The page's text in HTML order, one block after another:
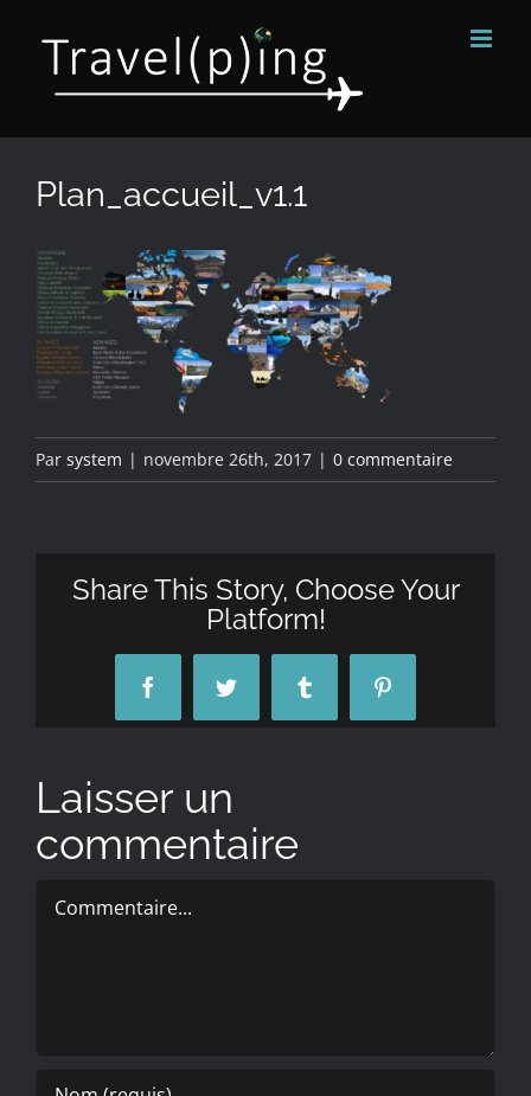
contenu
Plan_accueil_v1.1
Par system | novembre 26th, 2017 | 0 commentaire
Share This Story, Choose Your
Platform!
FacebookTwitter Tumblr Pinterest
Laisser un
commentaire
Commentaire